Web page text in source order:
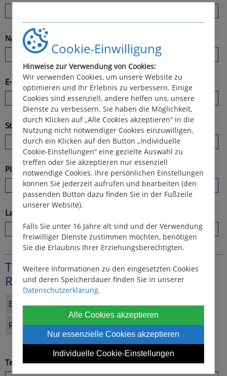
Cookie-Einwilligung
Hinweise zur Verwendung von Cookies:
Wir verwenden Cookies, um unsere Website zu
optimieren und Ihr Erlebnis zu verbessern. Einige
Cookies sind essenziell, andere helfen uns, unsere
Dienste zu verbessern. Sie haben die Möglichkeit,
durch Klicken auf „Alle Cookies akzeptieren“ in die
Nutzung nicht notwendiger Cookies einzuwilligen,
durch ein Klicken auf den Button „Individuelle
Cookie-Einstellungen“ eine gezielte Auswahl zu
treffen oder Sie akzeptieren nur essenziell
notwendige Cookies. Ihre persönlichen Einstellungen
können Sie jederzeit aufrufen und bearbeiten (den
passenden Button dazu finden Sie in der Fußzeile
unserer Website).
Falls Sie unter 16 Jahre alt sind und der Verwendung
freiwilliger Dienste zustimmen möchten, benötigen
Sie die Erlaubnis Ihrer Erziehungsberechtigten.
Weitere Informationen zu den eingesetzten Cookies
und deren Speicherdauer finden Sie in unserer
Datenschutzerklärung.
Alle Cookies akzeptieren
Nur essenzielle Cookies akzeptieren
Individuelle Cookie-Einstellungen
Nachname:
E-Mail:
Straße/Hausnummer:
PLZ/Wohnort:
Land:
Telefonische Beratung / Telefonische
Rückfragen:
Beratung gewünscht: ja
nein
Rückfragen erlaubt:
ja nein
Telefonnummer mobil: